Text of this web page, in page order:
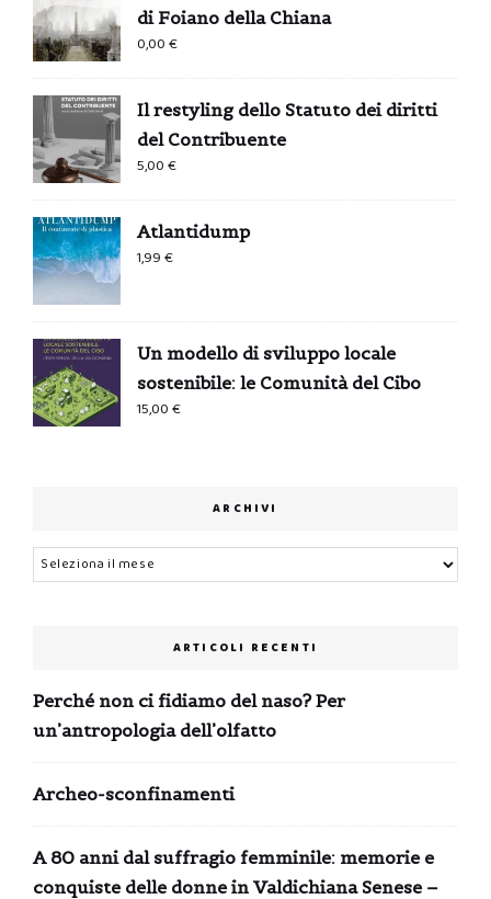
di Foiano della Chiana
0,00€
Il restyling dello Statuto dei diritti
del Contribuente
5,00€
Atlantidump
1,99€
Un modello di sviluppo locale
sostenibile: le Comunità del Cibo
15,00€
ARCHIVI
Archivi
ARTICOLI RECENTI
Perché non ci fidiamo del naso? Per
un’antropologia dell’olfatto
Archeo-sconfinamenti
A 80 anni dal suffragio femminile: memorie e
conquiste delle donne in Valdichiana Senese –